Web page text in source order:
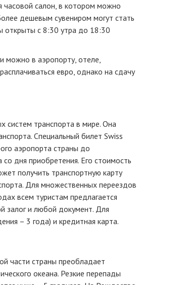
часовой салон, в котором можно
дешевым сувениром могут стать
открыты с 8:30 утра до 18:30
можно в аэропорту, отеле,
евро, однако на сдачу
систем транспорта в мире. Она
Специальный билет Swiss
аэропорта страны до
дня приобретения. Его стоимость
получить транспортную карту
Для множественных переездов
всем туристам предлагается
залог и любой документ. Для
– 3 года) и кредитная карта.
части страны преобладает
океана. Резкие перепады